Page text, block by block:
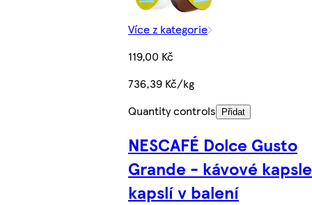
Více z kategorie
119,00 Kč
736,39 Kč/kg
Quantity controls
Přidat
NESCAFÉ Dolce Gusto
Grande - kávové
kapslí v balení